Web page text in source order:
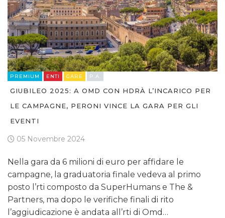
CINEMA
DIGITALE
EDITORIA
ESTERNA
RADIO / AUDIO
DATI
PREMIUM ENTI GARE P.A.
GIUBILEO 2025: A OMD CON HDRÀ L’INCARICO PER
LE CAMPAGNE, PERONI VINCE LA GARA PER GLI
EVENTI
05 Novembre 2024
Nella gara da 6 milioni di euro per affidare le
campagne, la graduatoria finale vedeva al primo
posto l’rti composto da SuperHumans e The &
Partners, ma dopo le verifiche finali di rito
l’aggiudicazione è andata all’rti di Omd…